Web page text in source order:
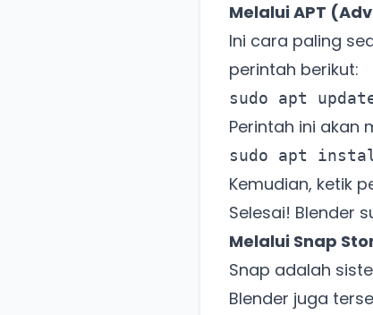
Melalui APT
Ini cara paling
perintah berikut:
sudo apt
Perintah ini akan
sudo apt
Kemudian, ketik
Selesai! Blender
Melalui Snap
Snap adalah
Blender juga